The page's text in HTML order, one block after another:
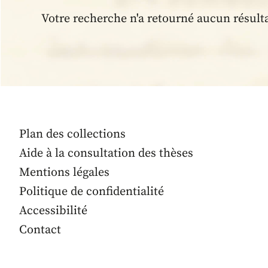
Votre recherche n'a retourné aucun
Plan des collections
Aide à la consultation des thèses
Mentions légales
Politique de confidentialité
Accessibilité
Contact